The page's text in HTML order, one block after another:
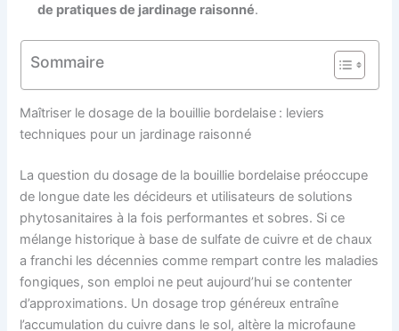
de pratiques de jardinage raisonné.
Sommaire
Maîtriser le dosage de la bouillie bordelaise : leviers
techniques pour un jardinage raisonné
La question du dosage de la bouillie bordelaise préoccupe
de longue date les décideurs et utilisateurs de solutions
phytosanitaires à la fois performantes et sobres. Si ce
mélange historique à base de sulfate de cuivre et de chaux
a franchi les décennies comme rempart contre les maladies
fongiques, son emploi ne peut aujourd’hui se contenter
d’approximations. Un dosage trop généreux entraîne
l’accumulation du cuivre dans le sol, altère la microfaune